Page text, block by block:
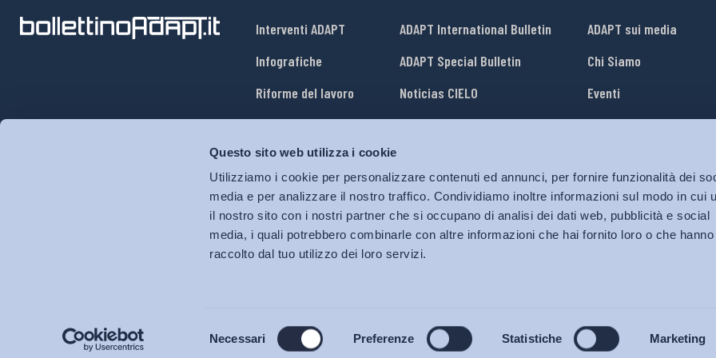
Questo sito web utilizza i cookie
Utilizziamo i cookie per personalizzare contenuti ed annunci, per fornire funzionalità dei
media e per analizzare il nostro traffico. Condividiamo inoltre informazioni sul modo in cui
il nostro sito con i nostri partner che si occupano di analisi dei dati web, pubblicità e social
media, i quali potrebbero combinarle con altre informazioni che hai fornito loro o che hanno
raccolto dal tuo utilizzo dei loro servizi.
Necessari Preferenze Statistiche Marketing
Interventi ADAPT
Infografiche
Riforme del lavoro
Mercato del lavoro
Relazioni industriali
Salute e sicurezza
Welfare
ADAPT International Bulletin
ADAPT Special Bulletin
Noticias CIELO
ADAPT sui media
Chi Siamo
Eventi
Lavora con Noi
© 2026 Bollettino Adapt. Privacy policy